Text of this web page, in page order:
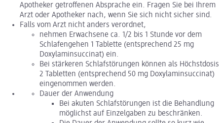
Apotheker getroffenen Absprache ein. Fragen Sie bei Ihrem
Arzt oder Apotheker nach, wenn Sie sich nicht sicher sind.
Falls vom Arzt nicht anders verordnet,
nehmen Erwachsene ca. 1/2 bis 1 Stunde vor dem
Schlafengehen 1 Tablette (entsprechend 25 mg
Doxylaminsuccinat) ein.
Bei stärkeren Schlafstörungen können als Höchstdosis
2 Tabletten (entsprechend 50 mg Doxylaminsuccinat)
eingenommen werden.
Dauer der Anwendung
Bei akuten Schlafstörungen ist die Behandlung
möglichst auf Einzelgaben zu beschränken.